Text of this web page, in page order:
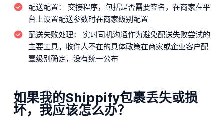
配送配置：
交接程序，包括是否需要签名，在商家在平
台上设置配送参数时在商家级别配置
配送失败处理：
实时司机沟通作为避免配送失败尝试的
主要工具。收件人不在的具体政策在商家或企业客户配
置级别确定，没有统一公布
如果我的Shippify包裹丢失或损
坏，我应该怎么办？